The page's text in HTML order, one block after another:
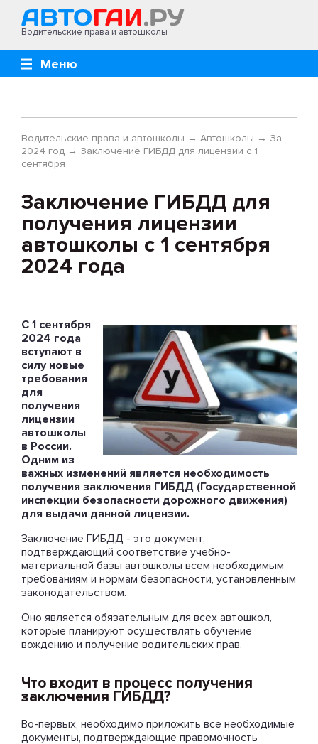
Водительские права и автошколы
Меню
Водительские права и автошколы → Автошколы → За
2024 год → Заключение ГИБДД для лицензии c 1
сентября
Заключение ГИБДД для
получения лицензии
автошколы с 1 сентября
2024 года
С 1 сентября
2024 года
вступают в
силу новые
требования
для
получения
лицензии
автошколы
в России.
Одним из
важных изменений является необходимость
получения заключения ГИБДД (Государственной
инспекции безопасности дорожного движения)
для выдачи данной лицензии.
Заключение ГИБДД - это документ,
подтверждающий соответствие учебно-
материальной базы автошколы всем необходимым
требованиям и нормам безопасности, установленным
законодательством.
Оно является обязательным для всех автошкол,
которые планируют осуществлять обучение
вождению и получение водительских прав.
Что входит в процесс получения
заключения ГИБДД?
Во-первых, необходимо приложить все необходимые
документы, подтверждающие правомочность